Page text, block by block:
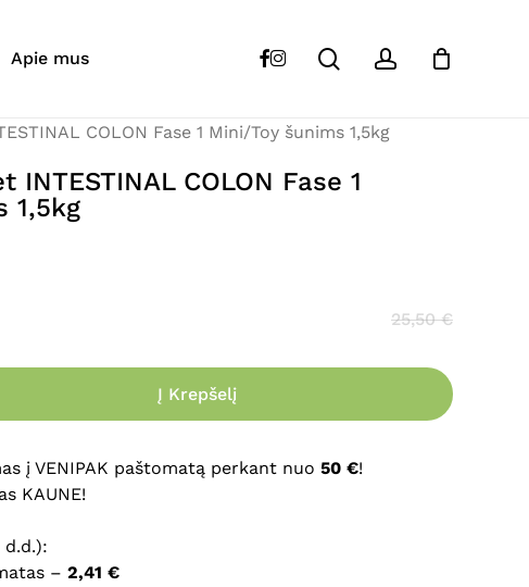
Apie mus facebook
instagram searchaccount
COLON Fase 1 Mini/Toy šunims 1,5kg
INTESTINAL COLON Fase 1
1,5kg
25,50€
Į Krepšelį
į VENIPAK paštomatą perkant nuo 50 €!
KAUNE!
d.d.):
– 2,41 €
“FORZA
10 VetDiet INTESTINAL COLON Fase 1
skelbiamas. Būtini laukeliai pažymėti*
naršyklėje išsaugoti vardą, el. pašto adresą ir interneto
įvesti iš naujo, kai kitą kartą vėl norėsiu parašyti